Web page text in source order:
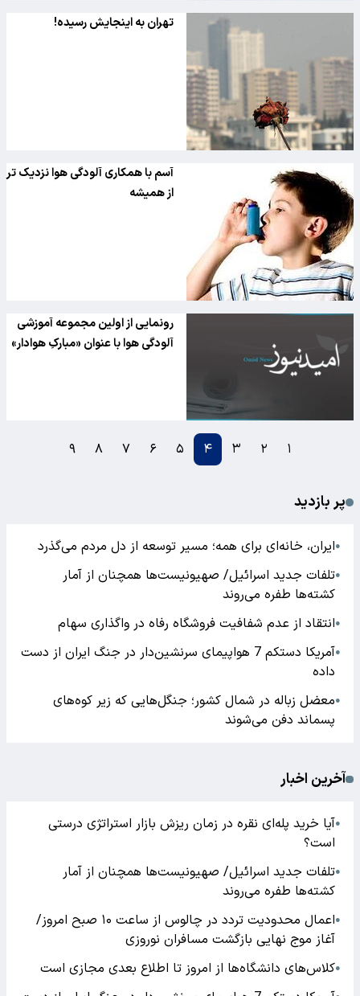
تهران به اینجایش رسیده!
آسم با همکاری آلودگی هوا نزدیک تر
از همیشه
رونمایی از اولین مجموعه آموزشی
آلودگی هوا با عنوان «مبارکِ هوادار»
۱ ۲ ۳ ۴ ۵ ۶ ۷ ۸ ۹
پر بازدید
●ایران، خانه‌ای برای همه؛ مسیر توسعه از دل مردم می‌گذرد
●تلفات جدید اسرائیل/ صهیونیست‌ها همچنان از آمار
کشته‌ها طفره می‌روند
●انتقاد از عدم شفافیت فروشگاه رفاه در واگذاری سهام
●
آمریکا دستکم 7 هواپیمای سرنشین‌دار در جنگ ایران از دست
داده
●معضل زباله در شمال کشور؛ جنگل‌هایی که زیر کوه‌های
پسماند دفن می‌شوند
آخرین اخبار
●آیا خرید پله‌ای نقره در زمان ریزش بازار استراتژی درستی
است؟
●تلفات جدید اسرائیل/ صهیونیست‌ها همچنان از آمار
کشته‌ها طفره می‌روند
●
اعمال محدودیت تردد در چالوس از ساعت ۱۰ صبح امروز/
آغاز موج نهایی بازگشت مسافران نوروزی
●کلاس‌های دانشگاه‌ها از امروز تا اطلاع بعدی مجازی است